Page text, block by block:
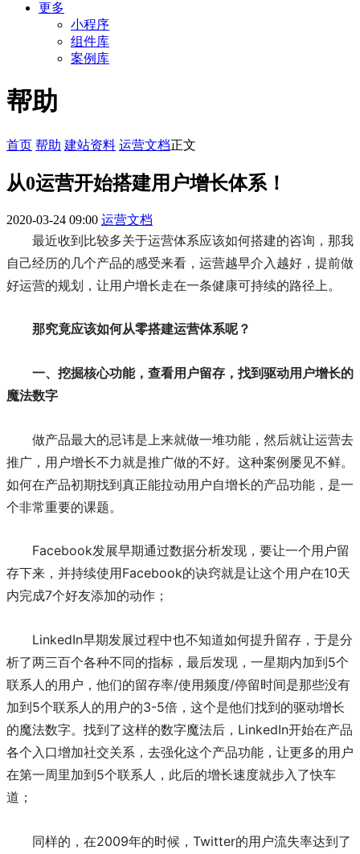
更多
小程序
组件库
案例库
帮助
首页 帮助 建站资料 运营文档正文
从0运营开始搭建用户增长体系！
2020-03-24 09:00 运营文档
最近收到比较多关于运营体系应该如何搭建的咨询，那我
自己经历的几个产品的感受来看，运营越早介入越好，提前做
好运营的规划，让用户增长走在一条健康可持续的路径上。
那究竟应该如何从零搭建运营体系呢？
一、挖掘核心功能，查看用户留存，找到驱动用户增长的
魔法数字
做产品最大的忌讳是上来就做一堆功能，然后就让运营去
推广，用户增长不力就是推广做的不好。这种案例屡见不鲜。
如何在产品初期找到真正能拉动用户自增长的产品功能，是一
个非常重要的课题。
Facebook发展早期通过数据分析发现，要让一个用户留
存下来，并持续使用Facebook的诀窍就是让这个用户在10天
内完成7个好友添加的动作；
LinkedIn早期发展过程中也不知道如何提升留存，于是分
析了两三百个各种不同的指标，最后发现，一星期内加到5个
联系人的用户，他们的留存率/使用频度/停留时间是那些没有
加到5个联系人的用户的3-5倍，这个是他们找到的驱动增长
的魔法数字。找到了这样的数字魔法后，LinkedIn开始在产品
各个入口增加社交关系，去强化这个产品功能，让更多的用户
在第一周里加到5个联系人，此后的增长速度就步入了快车
道；
同样的，在2009年的时候，Twitter的用户流失率达到了